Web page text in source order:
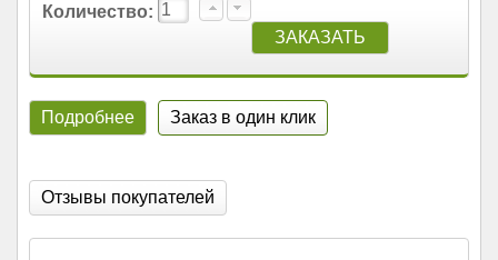
Количество:
Подробнее Заказ в один клик
Отзывы покупателей